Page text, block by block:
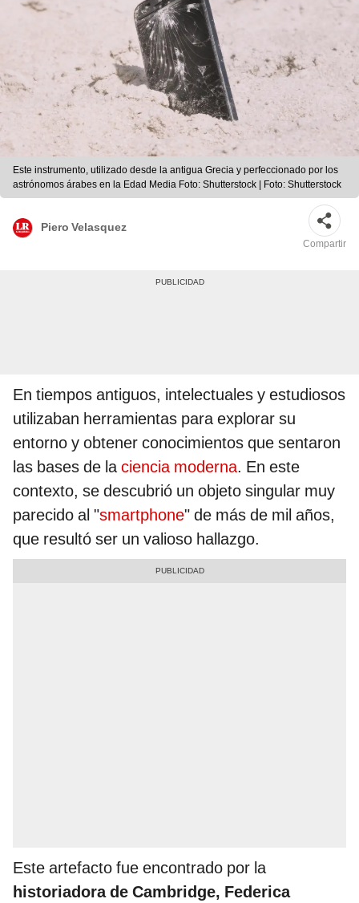
Este instrumento, utilizado desde la antigua Grecia y perfeccionado por los
astrónomos árabes en la Edad Media Foto: Shutterstock | Foto: Shutterstock
Piero Velasquez
Compartir
En tiempos antiguos, intelectuales y estudiosos
utilizaban herramientas para explorar su
entorno y obtener conocimientos que sentaron
las bases de laciencia moderna. En este
contexto, se descubrió un objeto singular muy
parecido al "smartphone" de más de mil años,
que resultó ser un valioso hallazgo.
Este artefacto fue encontrado por la
historiadora de Cambridge, Federica